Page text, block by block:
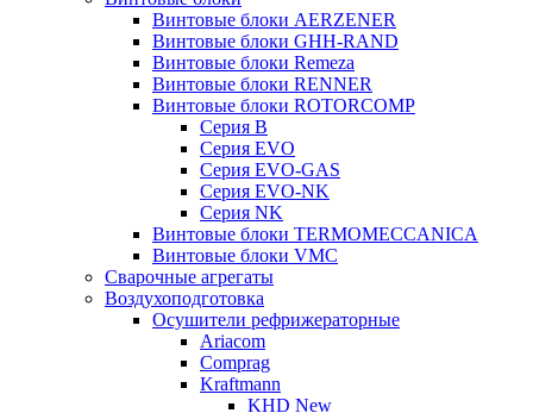
Винтовые блоки AERZENER
Винтовые блоки GHH-RAND
Винтовые блоки Remeza
Винтовые блоки RENNER
Винтовые блоки ROTORCOMP
Серия B
Серия EVO
Серия EVO-GAS
Серия EVO-NK
Серия NK
Винтовые блоки TERMOMECCANICA
Винтовые блоки VMC
Сварочные агрегаты
Воздухоподготовка
Осушители рефрижераторные
Ariacom
Comprag
Kraftmann
KHD New